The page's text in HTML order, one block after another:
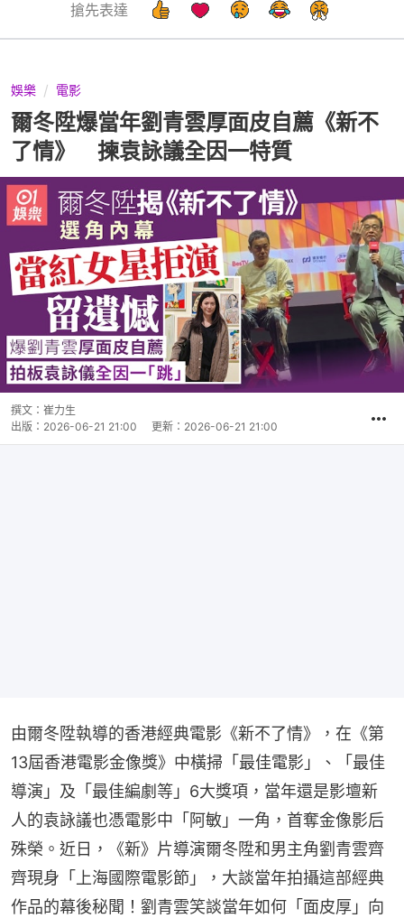
搶先表達
娛樂 電影
爾冬陞爆當年劉青雲厚面皮自薦《新不
了情》 揀袁詠議全因一特質
撰文： 崔力生
出版： 2026-06-21 21:00 更新： 2026-06-21 21:00
由爾冬陞執導的香港經典電影《新不了情》，在《第
13屆香港電影金像獎》中橫掃「最佳電影」、「最佳
導演」及「最佳編劇等」6大獎項，當年還是影壇新
人的袁詠議也憑電影中「阿敏」一角，首奪金像影后
殊榮。近日，《新》片導演爾冬陞和男主角劉青雲齊
齊現身「上海國際電影節」，大談當年拍攝這部經典
作品的幕後秘聞！劉青雲笑談當年如何「面皮厚」向